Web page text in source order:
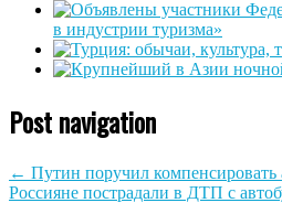
в индустрии туризма»
Post navigation
← Путин поручил
Россияне пострадали в ДТП с